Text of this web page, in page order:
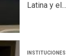
Latina y el...
INSTITUCIONES